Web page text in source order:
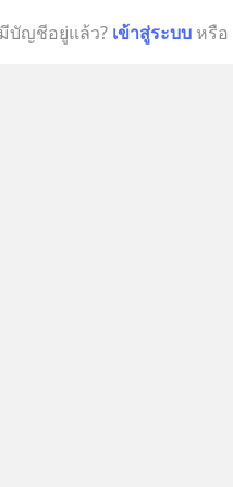
บัญชีอยู่แล้ว? เข้าสู่ระบบ หรือ